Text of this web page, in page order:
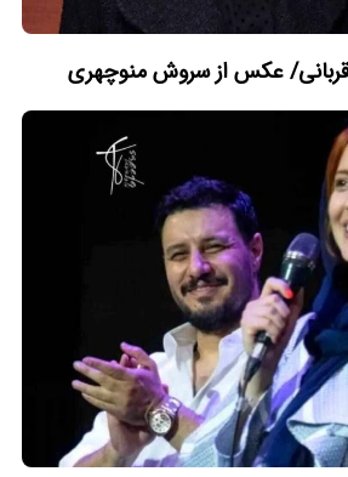
عکس از سروش منوچهری